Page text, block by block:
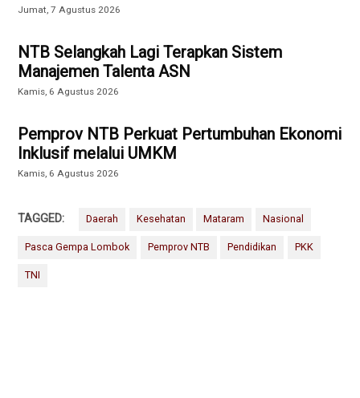
Jumat, 7 Agustus 2026
NTB Selangkah Lagi Terapkan Sistem
Manajemen Talenta ASN
Kamis, 6 Agustus 2026
Pemprov NTB Perkuat Pertumbuhan Ekonomi
Inklusif melalui UMKM
Kamis, 6 Agustus 2026
TAGGED: Daerah Kesehatan Mataram Nasional
Pasca Gempa Lombok Pemprov NTB Pendidikan PKK
TNI